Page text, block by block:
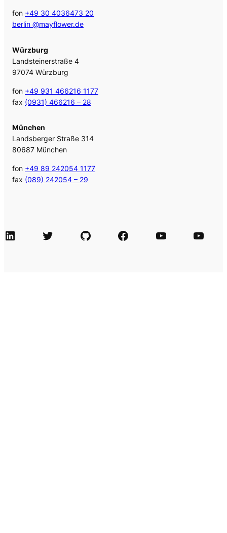
fon +49 30 4036473 20
berlin @mayflower.de
Würzburg
Landsteinerstraße 4
97074 Würzburg
fon +49 931 466216 1177
fax (0931) 466216 – 28
München
Landsberger Straße 314
80687 München
fon +49 89 242054 1177
fax (089) 242054 – 29
LinkedIn Twitter GitHub Facebook Agile Videos Tech-Videos